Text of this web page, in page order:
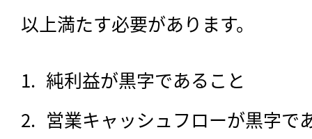
以上満たす必要があります。
純利益が黒字であること
営業キャッシュフローが黒字で